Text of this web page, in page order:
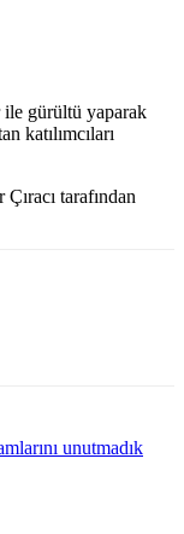
ile gürültü yaparak
katılımcıları
tarafından
unutmadık